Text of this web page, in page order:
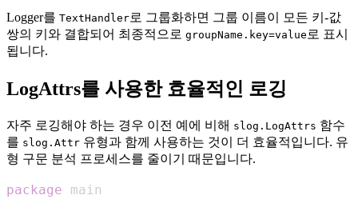
Logger를 TextHandler로 그룹화하면 그룹 이름이 모든 키-값
쌍의 키와 결합되어 최종적으로 groupName.key=value 로 표시
됩니다.
LogAttrs를 사용한 효율적인 로깅
자주 로깅해야 하는 경우 이전 예에 비해 slog.LogAttrs 함수
를 slog.Attr 유형과 함께 사용하는 것이 더 효율적입니다. 유
형 구문 분석 프로세스를 줄이기 때문입니다.
package